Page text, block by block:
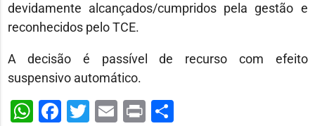
devidamente alcançados/cumpridos pela gestão e
reconhecidos pelo TCE.
A decisão é passível de recurso com efeito
suspensivo automático.
WhatsApp
Facebook
Twitter
Email
PrintShare